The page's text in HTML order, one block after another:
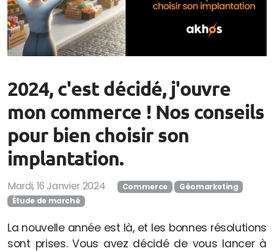
2024, c'est décidé, j'ouvre
mon commerce ! Nos conseils
pour bien choisir son
implantation.
Mardi, 16 Janvier 2024 Commerce
Géomarketing
Étude de marché
La nouvelle année est là, et les bonnes résolutions
sont prises. Vous avez décidé de vous lancer à